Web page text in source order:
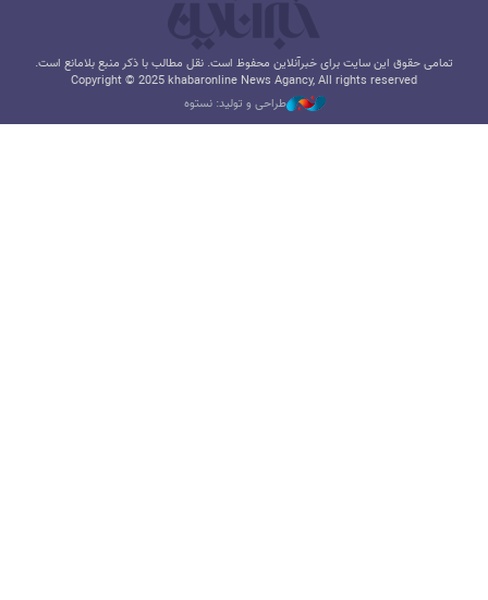
تمامی حقوق این سایت برای خبرآنلاین محفوظ است. نقل مطالب با ذکر منبع بلامانع است.
Copyright © 2025 khabaronline News Agancy, All rights reserved
طراحی و تولید: نستوه